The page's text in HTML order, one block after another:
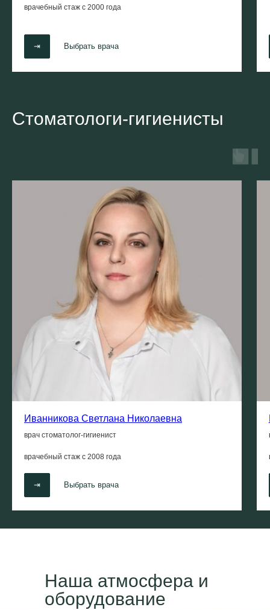
врачебный стаж с 2000 года
⇥ Выбрать врача
Стоматологи-гигиенисты
Иванникова Светлана Николаевна
врач стоматолог-гигиенист
врачебный стаж с 2008 года
⇥ Выбрать врача
Наша атмосфера и
оборудование